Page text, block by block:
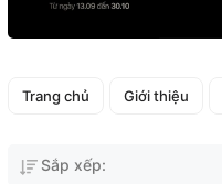
Trang chủ Giới thiệu
Sắp xếp: